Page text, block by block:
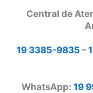
Central de
19 3385-9835 –
WhatsApp: 19